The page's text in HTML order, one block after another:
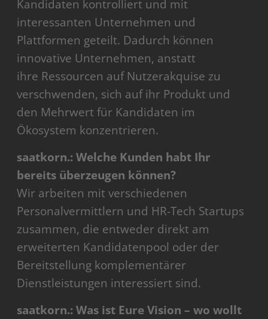
Kandidaten kontrolliert und mit
interessanten Unternehmen und
Plattformen geteilt. Dadurch können
innovative Unternehmen, anstatt
ihre Ressourcen auf Nutzerakquise zu
verschwenden, sich auf ihr Produkt und
den Mehrwert für Kandidaten im
Ökosystem konzentrieren.
saatkorn.: Welche Kunden habt Ihr
bereits überzeugen können?
Wir arbeiten mit verschiedenen
Personalvermittlern und HR-Tech Startups
zusammen, die entweder direkt am
erweiterten Kandidatenpool oder der
Bereitstellung komplementärer
Dienstleistungen interessiert sind.
saatkorn.: Was ist Eure Vision – wo wollt